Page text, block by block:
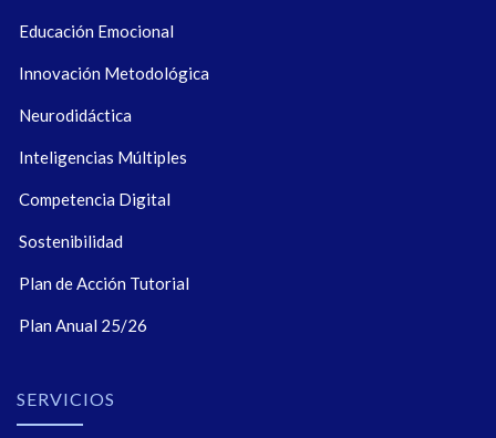
Educación Emocional
Innovación Metodológica
Neurodidáctica
Inteligencias Múltiples
Competencia Digital
Sostenibilidad
Plan de Acción Tutorial
Plan Anual 25/26
SERVICIOS